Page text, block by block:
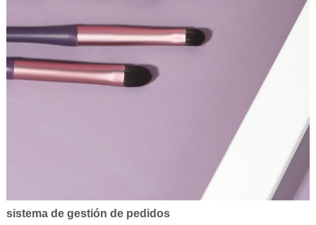
sistema de gestión de pedidos